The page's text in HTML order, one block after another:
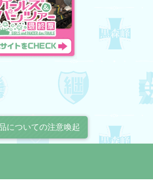
についての注意喚起